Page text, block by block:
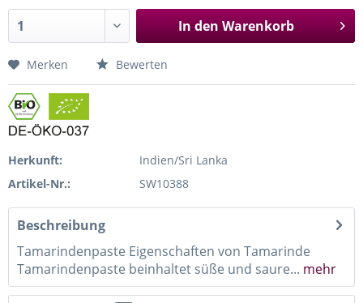
In den Warenkorb
Merken Bewerten
Herkunft:
Indien/Sri Lanka
Artikel-Nr.:
SW10388
Beschreibung
Tamarindenpaste Eigenschaften von Tamarinde
Tamarindenpaste beinhaltet süße und saure... mehr